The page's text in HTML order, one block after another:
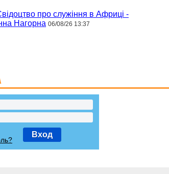
про служіння в Африці -
Нагорна 06/08/26 13:37
Вход